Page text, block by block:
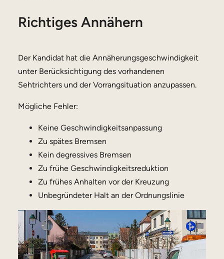
Richtiges Annähern
Der Kandidat hat die Annäherungsgeschwindigkeit
unter Berücksichtigung des vorhandenen
Sehtrichters und der Vorrangsituation anzupassen.
Mögliche Fehler:
Keine Geschwindigkeitsanpassung
Zu spätes Bremsen
Kein degressives Bremsen
Zu frühe Geschwindigkeitsreduktion
Zu frühes Anhalten vor der Kreuzung
Unbegründeter Halt an der Ordnungslinie